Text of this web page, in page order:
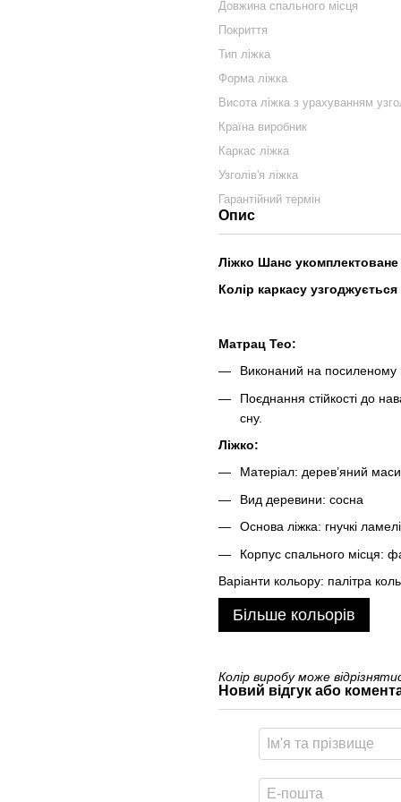
Довжина спального місця
Покриття
Тип ліжка
Форма ліжка
Висота ліжка з урахуванням
Країна виробник
Каркас ліжка
Узголів'я ліжка
Гарантійний термін
Опис
Ліжко Шанс
Колір каркасу
Матрац Тео:
Виконаний на
Поєднання стійкості до
сну.
Ліжко:
Матеріал: дерев’яний
Вид деревини: сосна
Основа ліжка: гнучкі ламелі
Корпус спального місця:
Варіанти кольору: палітра
Більше кольорів
Колір виробу може
Новий відгук або